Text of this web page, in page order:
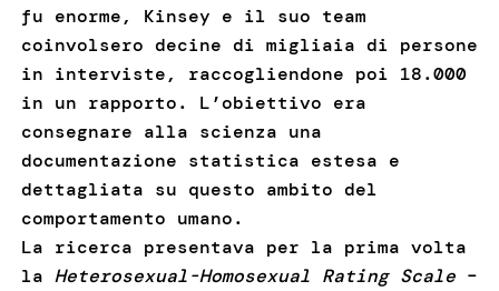
fu enorme, Kinsey e il suo team
coinvolsero decine di migliaia di persone
in interviste, raccogliendone poi 18.000
in un rapporto. L’obiettivo era
consegnare alla scienza una
documentazione statistica estesa e
dettagliata su questo ambito del
comportamento umano.
La ricerca presentava per la prima volta
la Heterosexual-Homosexual Rating Scale–